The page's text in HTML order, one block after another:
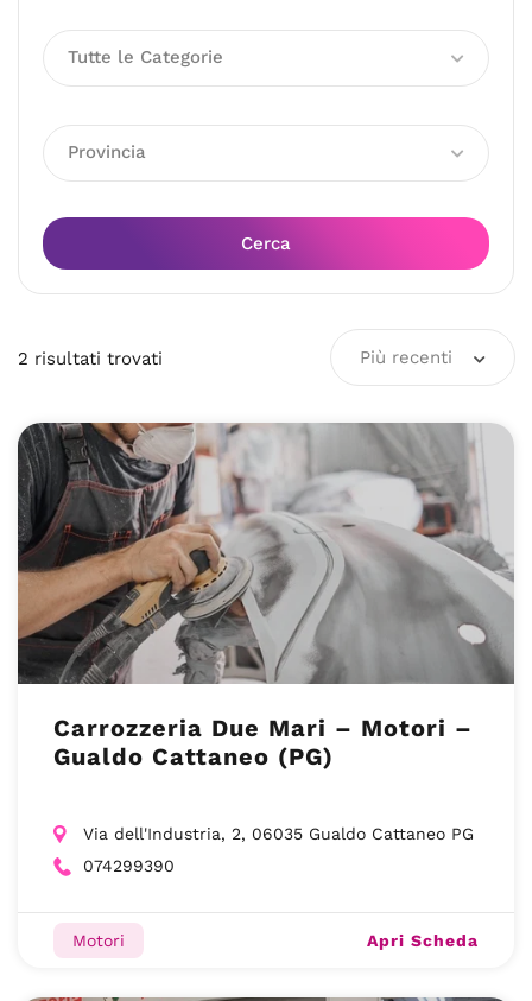
Tutte le Categorie
Provincia
Cerca
2 risultati trovati Più recenti
Carrozzeria Due Mari – Motori –
Gualdo Cattaneo (PG)
Via dell'Industria, 2, 06035 Gualdo Cattaneo PG
074299390
Motori Apri Scheda